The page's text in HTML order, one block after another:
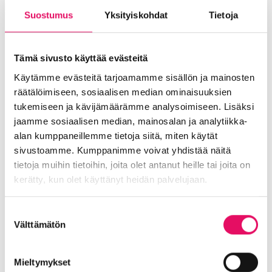
Suostumus Yksityiskohdat Tietoja
Tämä sivusto käyttää evästeitä
Käytämme evästeitä tarjoamamme sisällön ja mainosten
räätälöimiseen, sosiaalisen median ominaisuuksien
tukemiseen ja kävijämäärämme analysoimiseen. Lisäksi
jaamme sosiaalisen median, mainosalan ja analytiikka-
alan kumppaneillemme tietoja siitä, miten käytät
sivustoamme. Kumppanimme voivat yhdistää näitä
tietoja muihin tietoihin, joita olet antanut heille tai joita on
kerätty, kun olet käyttänyt heidän palvelujaan.
valinta
Välttämätön
Mieltymykset
Palvelu kehittyy
henkilökohtaisia ja fyysisiä tapaamisia. Siitä
huolimatta palvelut ovat pitkälle tuotteistettuja.
Näin varmistetaan Jussilan mukaan parhaiten
tasainen laatu.
– Ja jotta laatu vain paranisi, arvioimme ja
kehitämme tekemistämme koko ajan.
Yrittäjyyden ykköskaupungissa pitää olla myös
Suomen parhaat liikeidean kehittäjän palvelut,
Jussila päättää.
sparraukseen? Varaa aikasi:
Tai tuleKevyesti yrittäjäksi -messuille